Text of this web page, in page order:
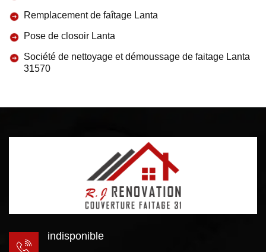
Remplacement de faîtage Lanta
Pose de closoir Lanta
Société de nettoyage et démoussage de faitage Lanta
31570
indisponible